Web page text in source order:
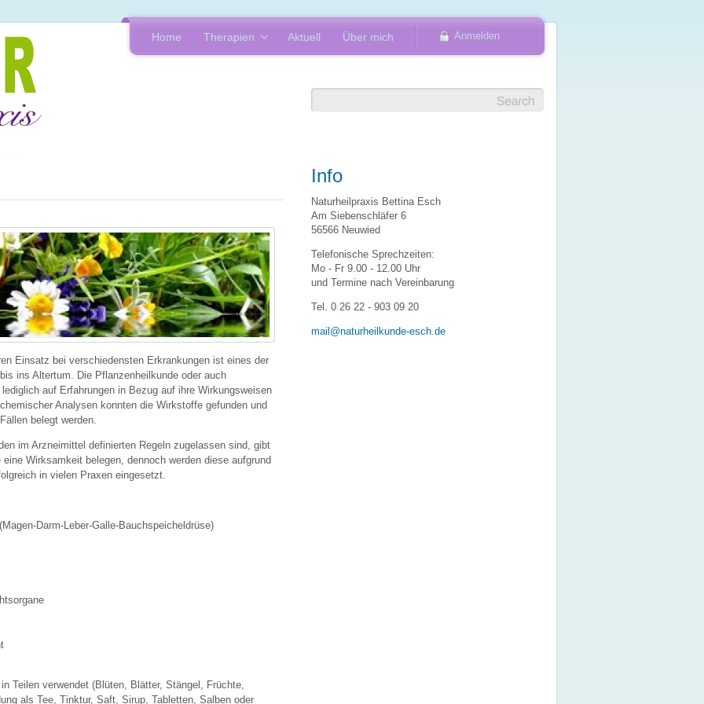
Home Therapien Aktuell Über mich Anmelden
Einsatz bei verschiedensten Erkrankungen ist eines der
ins Altertum. Die Pflanzenheilkunde oder auch
auf Erfahrungen in Bezug auf ihre Wirkungsweisen
Analysen konnten die Wirkstoffe gefunden und
belegt werden.
im Arzneimittel definierten Regeln zugelassen sind, gibt
Wirksamkeit belegen, dennoch werden diese aufgrund
in vielen Praxen eingesetzt.
Darm-Leber-Galle-Bauchspeicheldrüse)
Teilen verwendet (Blüten, Blätter, Stängel, Früchte,
als Tee, Tinktur, Saft, Sirup, Tabletten, Salben oder
Info
Naturheilpraxis Bettina Esch
Am Siebenschläfer 6
56566 Neuwied
Telefonische Sprechzeiten:
Mo - Fr 9.00 - 12.00 Uhr
und Termine nach Vereinbarung
Tel. 0 26 22 - 903 09 20
mail@naturheilkunde-esch.de